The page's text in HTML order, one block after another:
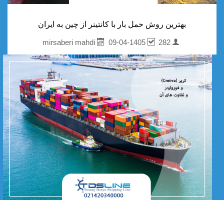
بهترین روش حمل بار با کانتینر از چین به ایران
mirsaberi mahdi
09-04-1405 282